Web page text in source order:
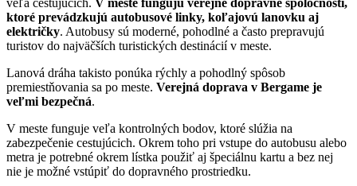
veľa cestujúcich. V meste fungujú verejné dopravné spoločnosti,
ktoré prevádzkujú autobusové linky, koľajovú lanovku aj
električky. Autobusy sú moderné, pohodlné a často prepravujú
turistov do najväčších turistických destinácií v meste.
Lanová dráha takisto ponúka rýchly a pohodlný spôsob
premiestňovania sa po meste. Verejná doprava v Bergame je
veľmi bezpečná.
V meste funguje veľa kontrolných bodov, ktoré slúžia na
zabezpečenie cestujúcich. Okrem toho pri vstupe do autobusu alebo
metra je potrebné okrem lístka použiť aj špeciálnu kartu a bez nej
nie je možné vstúpiť do dopravného prostriedku.